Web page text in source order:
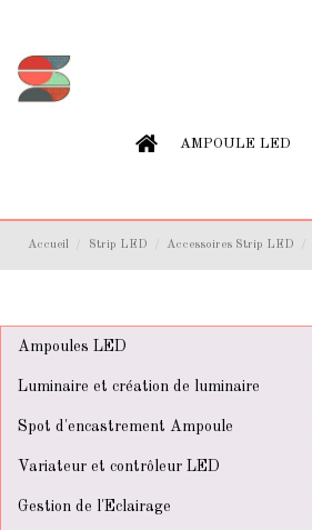
AMPOULE LED
Accueil Strip LED Accessoires Strip LED
Ampoules LED
Luminaire et création de luminaire
Spot d'encastrement Ampoule
Variateur et contrôleur LED
Gestion de l'Eclairage